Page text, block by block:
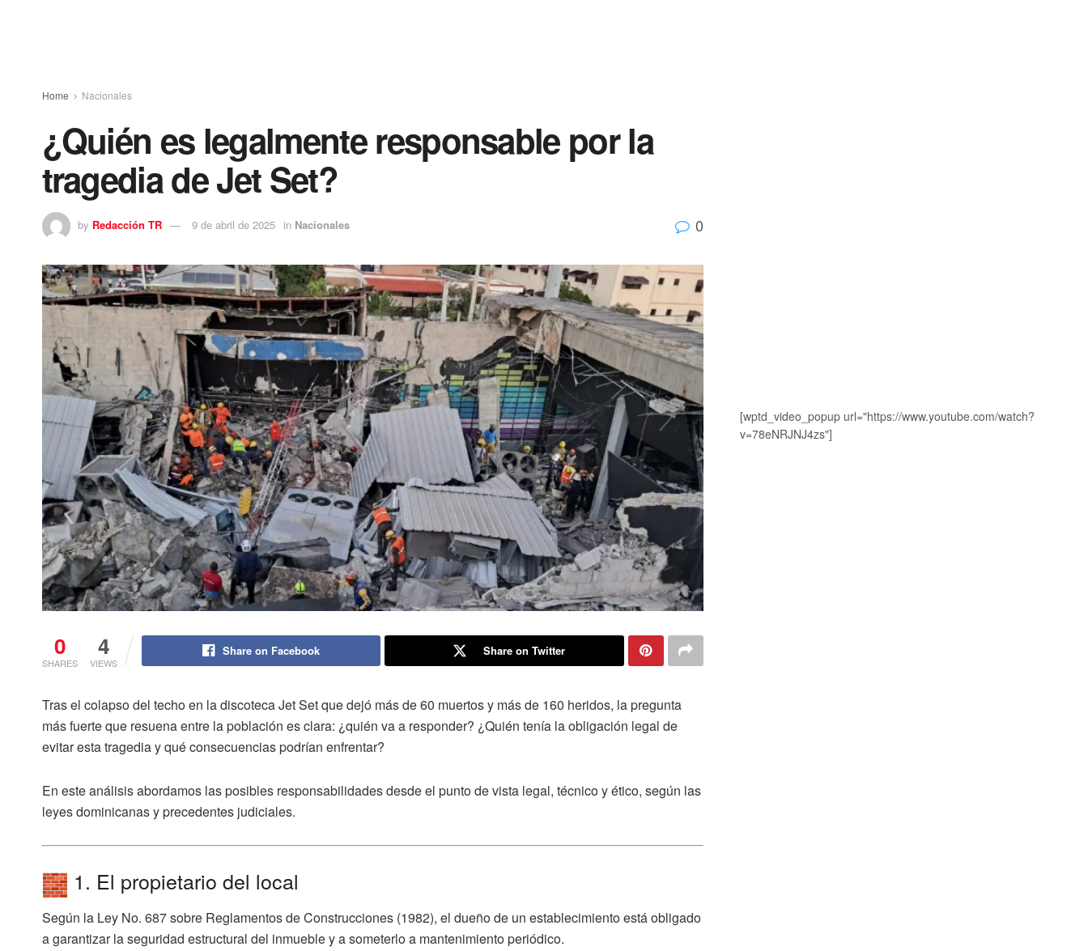
Home Nacionales
¿Quién es legalmente responsable por la
tragedia de Jet Set?
by Redacción TR 9 de abril de 2025 in Nacionales 0
0
SHARES
4
VIEWS
Share on Facebook Share on Twitter
Tras el colapso del techo en la discoteca Jet Set que dejó más de 60 muertos y más de 160 heridos, la pregunta
más fuerte que resuena entre la población es clara: ¿quién va a responder? ¿Quién tenía la obligación legal de
evitar esta tragedia y qué consecuencias podrían enfrentar?
En este análisis abordamos las posibles responsabilidades desde el punto de vista legal, técnico y ético, según las
leyes dominicanas y precedentes judiciales.
1. El propietario del local
Según la Ley No. 687 sobre Reglamentos de Construcciones (1982), el dueño de un establecimiento está obligado
a garantizar la seguridad estructural del inmuebley a someterlo a mantenimiento periódico.
[wptd_video_popup url="https://www.youtube.com/watch?
v=78eNRJNJ4zs"]